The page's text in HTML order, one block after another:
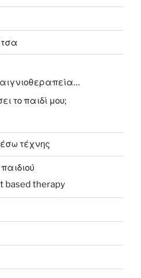
το παιδί μου;
τέχνης
based therapy